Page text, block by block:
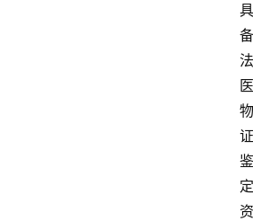
具
备
法
医
物
证
鉴
定
资